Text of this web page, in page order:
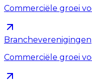
Commerciële groei
Brancheverenigingen
Commerciële groei